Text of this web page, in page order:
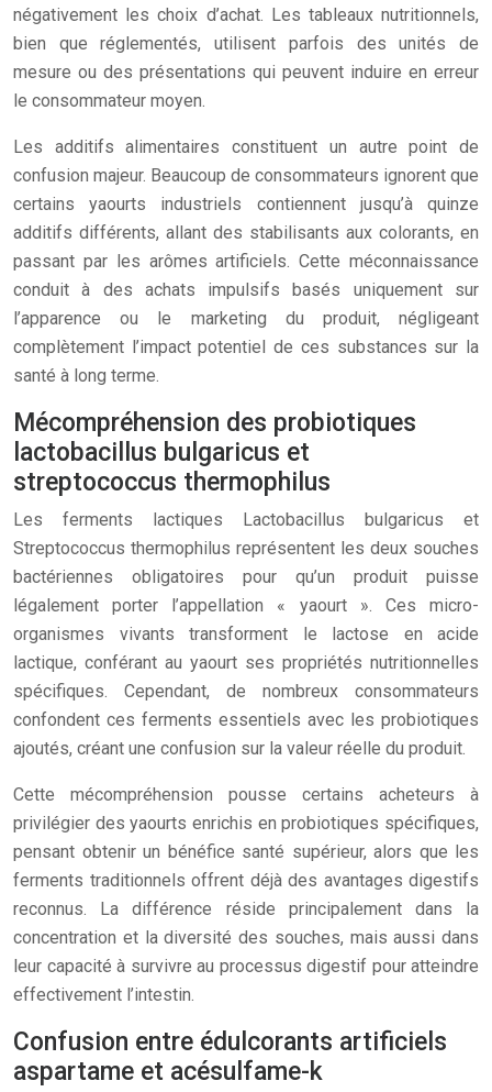
négativement les choix d’achat. Les tableaux nutritionnels,
bien que réglementés, utilisent parfois des unités de
mesure ou des présentations qui peuvent induire en erreur
le consommateur moyen.
Les additifs alimentaires constituent un autre point de
confusion majeur. Beaucoup de consommateurs ignorent que
certains yaourts industriels contiennent jusqu’à quinze
additifs différents, allant des stabilisants aux colorants, en
passant par les arômes artificiels. Cette méconnaissance
conduit à des achats impulsifs basés uniquement sur
l’apparence ou le marketing du produit, négligeant
complètement l’impact potentiel de ces substances sur la
santé à long terme.
Mécompréhension des probiotiques
lactobacillus bulgaricus et
streptococcus thermophilus
Les ferments lactiques Lactobacillus bulgaricus et
Streptococcus thermophilus représentent les deux souches
bactériennes obligatoires pour qu’un produit puisse
légalement porter l’appellation « yaourt ». Ces micro-
organismes vivants transforment le lactose en acide
lactique, conférant au yaourt ses propriétés nutritionnelles
spécifiques. Cependant, de nombreux consommateurs
confondent ces ferments essentiels avec les probiotiques
ajoutés, créant une confusion sur la valeur réelle du produit.
Cette mécompréhension pousse certains acheteurs à
privilégier des yaourts enrichis en probiotiques spécifiques,
pensant obtenir un bénéfice santé supérieur, alors que les
ferments traditionnels offrent déjà des avantages digestifs
reconnus. La différence réside principalement dans la
concentration et la diversité des souches, mais aussi dans
leur capacité à survivre au processus digestif pour atteindre
effectivement l’intestin.
Confusion entre édulcorants artificiels
aspartame et acésulfame-k